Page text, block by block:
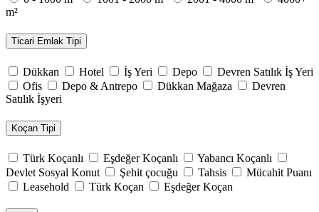
m²
Ticari Emlak Tipi
Dükkan Hotel İş Yeri Depo
Devren Satılık İş Yeri
Ofis
Depo & Antrepo Dükkan Mağaza
Devren
Satılık İşyeri
Koçan Tipi
Türk Koçanlı Eşdeğer Koçanlı
Yabancı Koçanlı
Devlet Sosyal Konut
Şehit çocuğu Tahsis
Mücahit Puanı
Leasehold
Türk Koçan Eşdeğer Koçan